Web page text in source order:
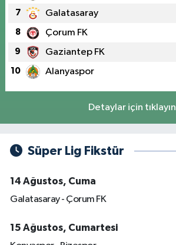
7 Galatasaray
8 Çorum FK
9 Gaziantep FK
10 Alanyaspor
Detaylar için tıklayın
Süper Lig Fikstür
14 Ağustos, Cuma
Galatasaray - Çorum FK
15 Ağustos, Cumartesi